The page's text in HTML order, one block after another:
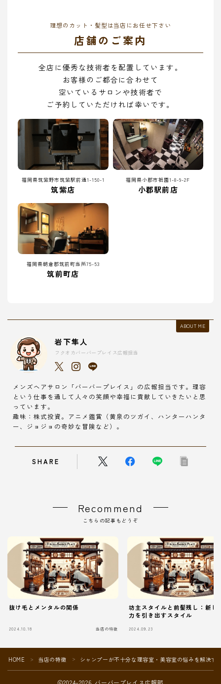
理想のカット・髪型は当店にお任せ下さい
店舗のご案内
全店に優秀な技術者を配置しています。
お客様のご都合に合わせて
空いているサロンや技術者で
ご予約していただければ幸いです。
福岡県筑紫野市筑紫駅前通1-150-1
筑紫店
福岡県小郡市祇園1-8-9-2F
小郡駅前店
福岡県朝倉郡筑前町当所75-53
筑前町店
ABOUT ME
岩下隼人
フクオカバーバープレイス広報担当
メンズヘアサロン「バーバープレイス」の広報担当です。理容
という仕事を通して人々の笑顔や幸福に貢献していきたいと思
っています。
趣味：株式投資。アニメ鑑賞（黄泉のツガイ、ハンターハンタ
ー、ジョジョの奇妙な冒険など）。
SHARE
Recommend
こちらの記事もどうぞ
抜け毛とメンタルの関係
2024.10.18 当店の特徴
坊主スタイルと前髪残し：新し
力を引き出すスタイル
2024.09.23
HOME ＞ 当店の特徴 ＞ シャンプーが不十分な理容室・美容室の悩みを解決す
2024–2026 バーバープレイス広報部